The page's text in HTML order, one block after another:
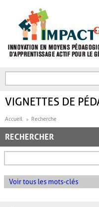
FORMULAIRE DE
VIGNETTES DE
Accueil Recherche
RECHERCHER
Voir tous les mots-clés